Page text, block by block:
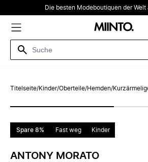
Die besten Modeboutiquen der Welt
Titelseite/Kinder/Oberteile/Hemden/
Spare 8% Fast weg Kinder
ANTONY MORATO